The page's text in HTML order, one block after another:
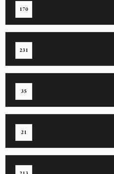
170
231
35
21